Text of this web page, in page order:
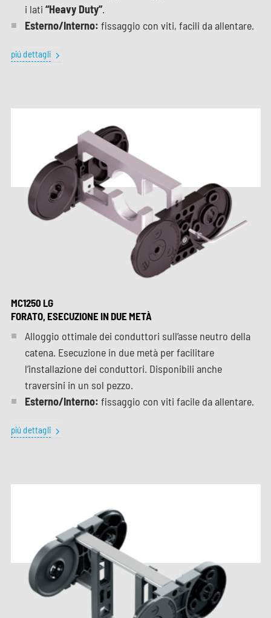
i lati “Heavy Duty”.
Esterno/Interno: fissaggio con viti, facili da allentare.
piú dettagli
MC1250 LG
FORATO, ESECUZIONE IN DUE METÀ
Alloggio ottimale dei conduttori sull’asse neutro della
catena. Esecuzione in due metà per facilitare
l’installazione dei conduttori. Disponibili anche
traversini in un sol pezzo.
Esterno/Interno: fissaggio con viti facile da allentare.
piú dettagli